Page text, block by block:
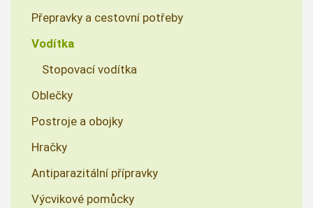
Přepravky a cestovní potřeby
Vodítka
Stopovací vodítka
Oblečky
Postroje a obojky
Hračky
Antiparazitální přípravky
Výcvikové pomůcky